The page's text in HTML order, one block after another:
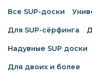
Все SUP-доски
Для SUP-сёрфинга
Надувные SUP доски
Для двоих и более